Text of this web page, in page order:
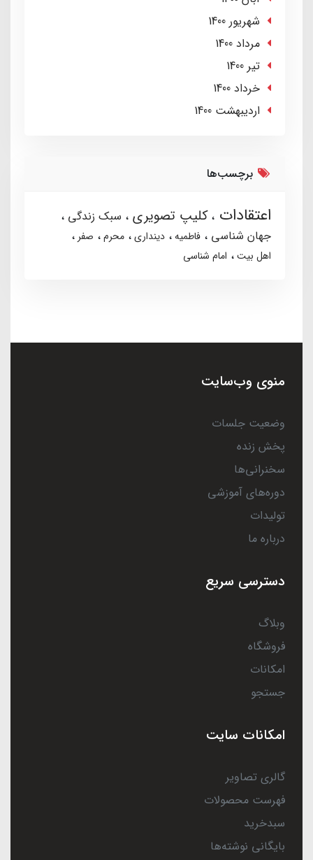
شهریور 1400
مرداد 1400
تير 1400
خرداد 1400
ارديبهشت 1400
برچسب‌ها
اعتقادات کلیپ تصویری
سبک زندگی
جهان شناسی
فاطمیه دینداری محرم
صفر
اهل بیت
امام شناسی
منوی وب‌سایت
وضعیت جلسات
پخش زنده
سخنرانی‌ها
دوره‌های آموزشی
تولیدات
درباره ما
دسترسی سریع
وبلاگ
فروشگاه
امکانات
جستجو
امکانات سایت
گالری تصاویر
فهرست محصولات
سبدخرید
بایگانی نوشته‌ها